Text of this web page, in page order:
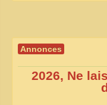
Annonces
2026, Ne